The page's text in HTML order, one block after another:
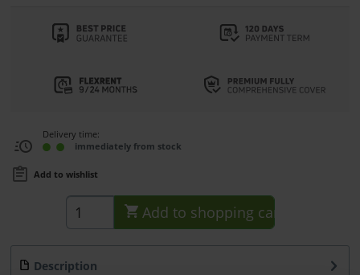
Delivery time:
immediately from stock
Add to wishlist
Add to shopping cart
Description